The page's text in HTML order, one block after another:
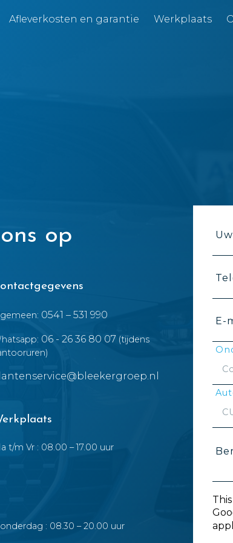
Afleverkosten en garantie Werkplaats
op
0541 – 531 990
06 - 26 36 80 07 (tijdens
t/m Vr : 08.00 – 17.00 uur
: 08.30 – 20.00 uur
E-